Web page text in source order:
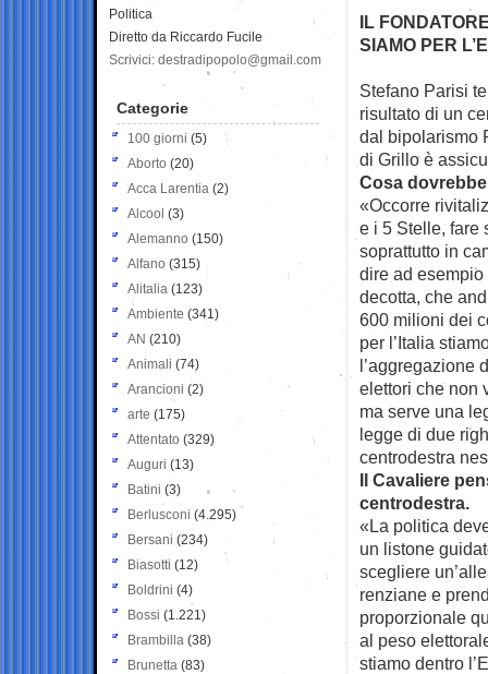
IL
SIAMO PER
Stefano Parisi
risultato di un
dal bipolarismo
di Grillo è
Cosa
«Occorre
e i 5 Stelle, fare
soprattutto in
dire ad esempio
decotta, che
600 milioni dei
per l’Italia
l’aggregazione
elettori che non
ma serve una
legge di due
centrodestra
Il Cavaliere
centrodestra.
«La politica
un listone
scegliere
renziane e
proporzionale
al peso
stiamo dentro
Politica
Diretto da Riccardo Fucile
Scrivici: destradipopolo@gmail.com
Categorie
100 giorni (5)
Aborto (20)
Acca Larentia (2)
Alcool (3)
Alemanno (150)
Alfano (315)
Alitalia (123)
Ambiente (341)
AN (210)
Animali (74)
Arancioni (2)
arte (175)
Attentato (329)
Auguri (13)
Batini (3)
Berlusconi (4.295)
Bersani (234)
Biasotti (12)
Boldrini (4)
Bossi (1.221)
Brambilla (38)
Brunetta (83)